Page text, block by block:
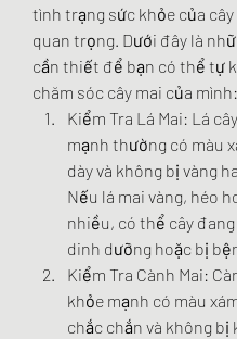
tình trạng sức khỏe của cây
quan trọng. Dưới đây là
cần thiết để bạn có thể tự
chăm sóc cây mai của mình:
Kiểm Tra Lá Mai: Lá
mạnh thường có màu
dày và không bị vàng
Nếu lá mai vàng, héo
nhiều, có thể cây
dinh dưỡng hoặc bị
Kiểm Tra Cành Mai:
khỏe mạnh có màu
chắc chắn và không bị